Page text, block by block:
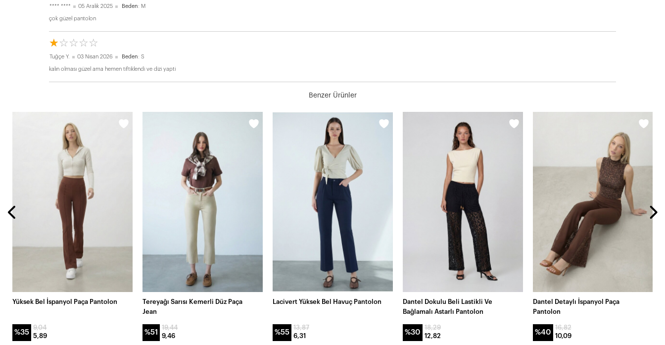
**** **** 05 Aralık 2025 Beden: M
çok güzel pantolon
☆☆☆☆☆
★★★★★
Tuğçe Y. 03 Nisan 2026 Beden: S
kalın olması güzel ama hemen tiftiklendi ve dizi yapti
Benzer Ürünler
Yüksek Bel İspanyol Paça Pantolon
%35
9,04
5,89
Tereyağı Sarısı Kemerli Düz Paça
Jean
%51
19,44
9,46
Lacivert Yüksek Bel Havuç Pantolon
%55
13,87
6,31
Dantel Dokulu Beli Lastikli Ve
Bağlamalı Astarlı Pantolon
%30
18,29
12,82
Dantel Detaylı İspanyol Paça
Pantolon
%40
16,82
10,09